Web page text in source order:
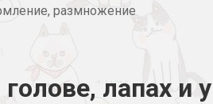
размножение
лапах и